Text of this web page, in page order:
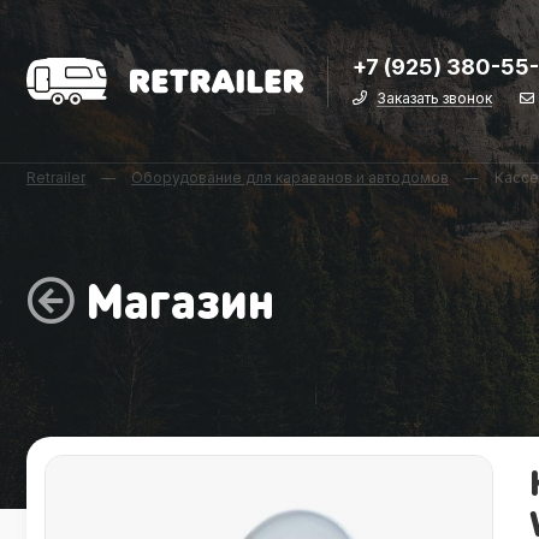
+7 (925) 380-
Заказать звонок
Retrailer — Оборудование для караванов и автодомов —
Магазин